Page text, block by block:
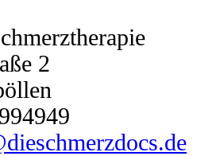
2